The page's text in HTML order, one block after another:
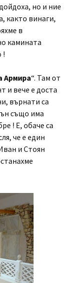
но и ние
както винаги,
в
камината
!
Армира“. Там от
и вече е доста
върнати са
също има
! Е, обаче са
че е един
и Стоян